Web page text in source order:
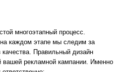
многоэтапный процесс.
каждом этапе мы следим за
Правильный дизайн
вашей рекламной кампании. Именно